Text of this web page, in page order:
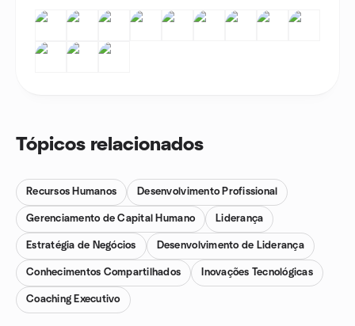
Tópicos relacionados
Recursos Humanos Desenvolvimento Profissional
Gerenciamento de Capital Humano Liderança
Estratégia de Negócios Desenvolvimento de Liderança
Conhecimentos Compartilhados Inovações Tecnológicas
Coaching Executivo